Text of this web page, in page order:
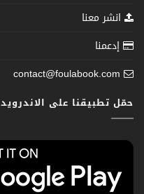
انشر معنا
إدعمنا
contact@foulabook.com
حمّل تطبيقنا على الاندرويد